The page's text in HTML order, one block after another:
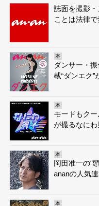
誌面を撮影
ことは法律で
本
ダンサー・
載“ダンエク”
本
モードもク
が撮るなにわ
本
岡田准一の“
ananの人気
本